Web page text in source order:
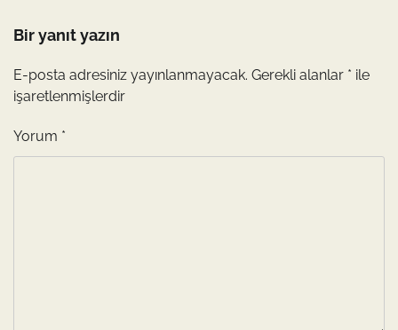
Bir yanıt yazın
E-posta adresiniz yayınlanmayacak. Gerekli alanlar * ile
işaretlenmişlerdir
Yorum *